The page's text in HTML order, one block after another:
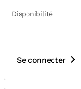
Disponibilité
Se connecter